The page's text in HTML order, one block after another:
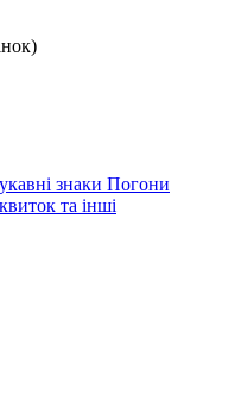
знаки Погони
та інші